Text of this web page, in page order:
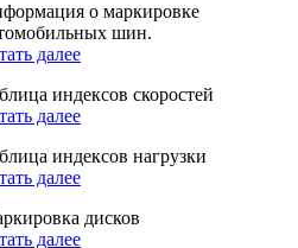
о маркировке
шин.
далее
индексов скоростей
далее
индексов нагрузки
далее
дисков
далее